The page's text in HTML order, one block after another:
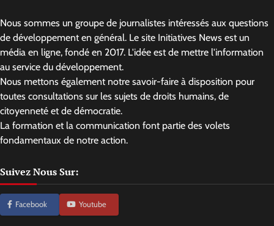
Nous sommes un groupe de journalistes intéressés aux questions
de développement en général. Le site Initiatives News est un
média en ligne, fondé en 2017. L'idée est de mettre l'information
au service du développement.
Nous mettons également notre savoir-faire à disposition pour
toutes consultations sur les sujets de droits humains, de
citoyenneté et de démocratie.
La formation et la communication font partie des volets
fondamentaux de notre action.
Suivez Nous Sur:
Facebook Youtube